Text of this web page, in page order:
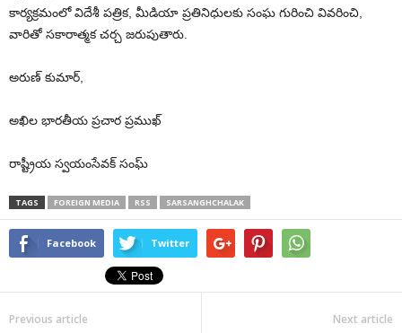
కార్యక్రమంలో విదేశీ పత్రిక, మీడియా ప్రతినిధులకు సంఘ గురించి వివరించి,
వారితో సకారాత్మక చర్చ జరుపుతారు.
అరుణ్ కుమార్,
అఖిల భారతీయ ప్రచార ప్రముఖ్
రాష్ట్రీయ స్వయంసేవక్ సంఘ్
TAGS FOREIGN MEDIA RSS SARSANGHCHALAK
Facebook Twitter
Previous article Next article